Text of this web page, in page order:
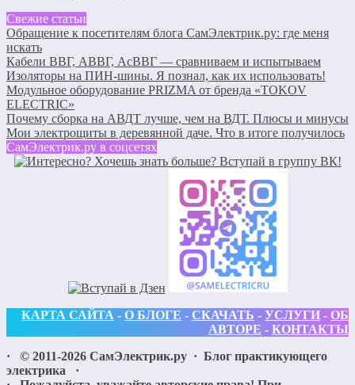
Свежие статьи
Обращение к посетителям блога СамЭлектрик.ру: где меня
искать
Кабели ВВГ, АВВГ, АсВВГ — сравниваем и испытываем
Изоляторы на ПИН-шины. Я познал, как их использовать!
Модульное оборудование PRIZMA от бренда «TOKOV
ELECTRIC»
Почему сборка на АВДТ лучше, чем на ВДТ. Плюсы и минусы
Мои электрощиты в деревянной даче. Что в итоге получилось
СамЭлектрик.ру в соцсетях
КАРТА САЙТА - О БЛОГЕ - СКАЧАТЬ - УСЛУГИ - ОБ
АВТОРЕ - КОНТАКТЫ
· © 2011-2026 СамЭлектрик.ру · Блог практикующего
электрика
·